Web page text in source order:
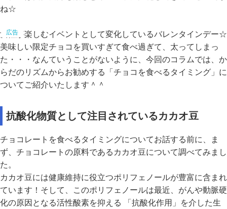
ね☆
女性が楽しむイベントとして変化しているバレンタインデー☆
美味しい限定チョコを買いすぎて食べ過ぎて、太ってしまっ
た・・・なんていうことがないように、今回のコラムでは、か
らだのリズムからお勧めする「チョコを食べるタイミング」に
ついてご紹介いたします＾＾
抗酸化物質として注目されているカカオ豆
チョコレートを食べるタイミングについてお話する前に、ま
ず、チョコレートの原料であるカカオ豆について調べてみまし
た。
カカオ豆には健康維持に役立つポリフェノールが豊富に含まれ
ています！そして、このポリフェノールは最近、がんや動脈硬
化の原因となる活性酸素を抑える 「抗酸化作用」を介した生